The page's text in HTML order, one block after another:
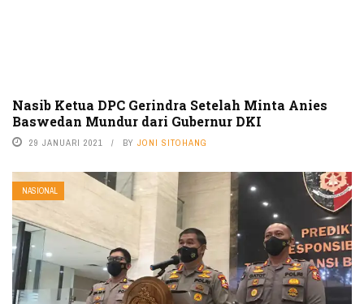
Nasib Ketua DPC Gerindra Setelah Minta Anies
Baswedan Mundur dari Gubernur DKI
29 JANUARI 2021 BY JONI SITOHANG
NASIONAL